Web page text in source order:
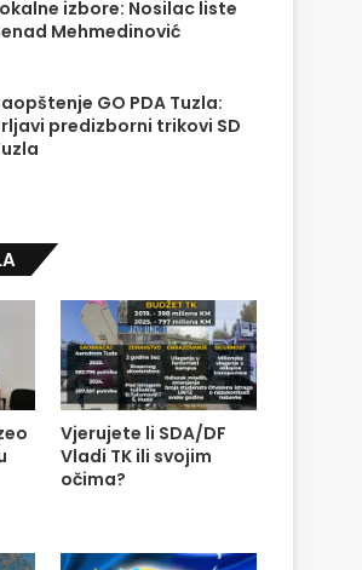
izbore: Nosilac liste
Mehmedinović
GO PDA Tuzla:
predizborni trikovi SD
Vjerujete li SDA/DF
Vladi TK ili svojim
očima?